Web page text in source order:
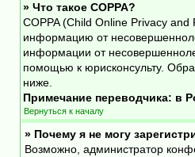
» Что такое COPPA?
COPPA (Child Online Privacy
информацию от
информации от
помощью к юрисконсульту.
ниже.
Примечание переводчика: в
Вернуться к началу
» Почему я не могу
Возможно, администратор